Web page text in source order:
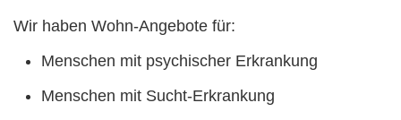
Wir haben Wohn-Angebote für:
Menschen mit psychischer Erkrankung
Menschen mit Sucht-Erkrankung